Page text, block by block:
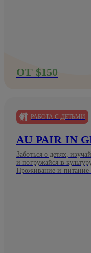
ОТ $150
РАБОТА С ДЕТЬМИ
AU PAIR IN
Заботься о детях,
и погружайся в
Проживание и питание